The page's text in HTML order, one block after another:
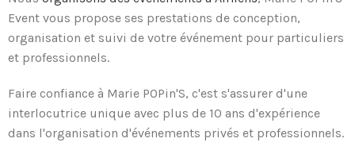
Event vous propose ses prestations de conception,
organisation et suivi de votre événement pour particuliers
et professionnels.
Faire confiance à Marie POPin'S, c'est s'assurer d'une
interlocutrice unique avec plus de 10 ans d'expérience
dans l'organisation d'événements privés et professionnels.